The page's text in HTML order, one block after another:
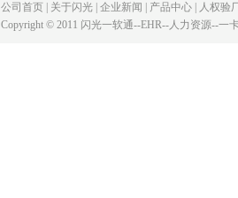
公司首页 关于闪光 企业新闻 产品中心
人权验
Copyright © 2011 闪光一软通--EHR--人力资源--一